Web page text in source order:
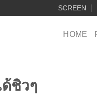
SCREEN
HOME
ชิวๆ